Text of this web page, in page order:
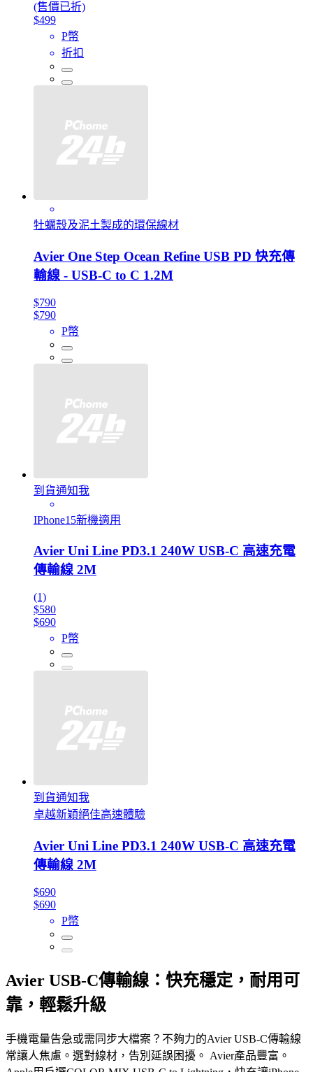
(售價已折)
$499
P幣
折扣
牡蠣殼及泥土製成的環保線材
Avier One Step Ocean Refine USB PD 快充傳
輸線 - USB-C to C 1.2M
$790
$790
P幣
到貨通知我
IPhone15新機適用
Avier Uni Line PD3.1 240W USB-C 高速充電
傳輸線 2M
(1)
$580
$690
P幣
到貨通知我
卓越新穎絕佳高速體驗
Avier Uni Line PD3.1 240W USB-C 高速充電
傳輸線 2M
$690
$690
P幣
Avier USB-C傳輸線：快充穩定，耐用可
靠，輕鬆升級
手機電量告急或需同步大檔案？不夠力的Avier USB-C傳輸線
常讓人焦慮。選對線材，告別延誤困擾。 Avier產品豐富。